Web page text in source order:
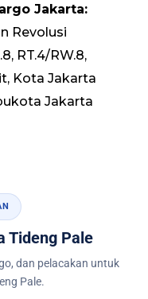
Jakarta:
Revolusi
RT.4/RW.8,
Kota Jakarta
Jakarta
Tideng Pale
dan pelacakan untuk
Pale.